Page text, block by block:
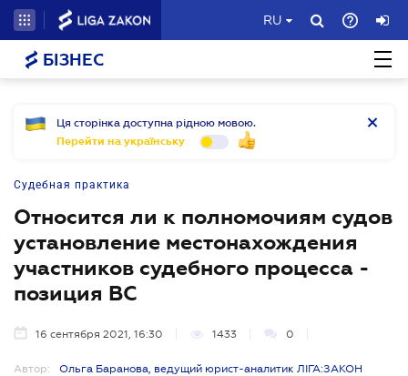
RU
БІЗНЕС
Ця сторінка доступна рідною мовою.
Перейти на українську
Судебная практика
Относится ли к полномочиям судов
установление местонахождения
участников судебного процесса -
позиция ВС
16 сентября 2021, 16:30 1433 0
Автор:
Ольга Баранова, ведущий юрист-аналитик ЛІГА:ЗАКОН